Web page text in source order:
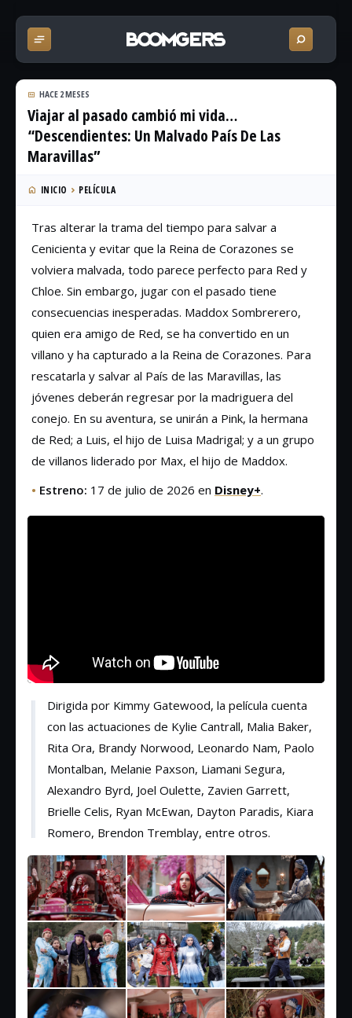
HACE 2 MESES
Viajar al pasado cambió mi vida…
“Descendientes: Un Malvado País De Las
Maravillas”
INICIO PELÍCULA
Tras alterar la trama del tiempo para salvar a
Cenicienta y evitar que la Reina de Corazones se
volviera malvada, todo parece perfecto para Red y
Chloe. Sin embargo, jugar con el pasado tiene
consecuencias inesperadas. Maddox Sombrerero,
quien era amigo de Red, se ha convertido en un
villano y ha capturado a la Reina de Corazones. Para
rescatarla y salvar al País de las Maravillas, las
jóvenes deberán regresar por la madriguera del
conejo. En su aventura, se unirán a Pink, la hermana
de Red; a Luis, el hijo de Luisa Madrigal; y a un grupo
de villanos liderado por Max, el hijo de Maddox.
• Estreno: 17 de julio de 2026 en Disney+.
Dirigida por Kimmy Gatewood, la película cuenta
con las actuaciones de Kylie Cantrall, Malia Baker,
Rita Ora, Brandy Norwood, Leonardo Nam, Paolo
Montalban, Melanie Paxson, Liamani Segura,
Alexandro Byrd, Joel Oulette, Zavien Garrett,
Brielle Celis, Ryan McEwan, Dayton Paradis, Kiara
Romero, Brendon Tremblay, entre otros.